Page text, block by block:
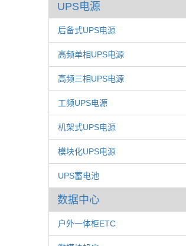
UPS电源
后备式UPS电源
高频单相UPS电源
高频三相UPS电源
工频UPS电源
机架式UPS电源
模块化UPS电源
UPS蓄电池
数据中心
户外一体柜ETC